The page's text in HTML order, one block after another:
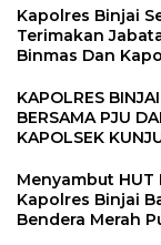
Kapolres Binjai
Terimakan
Binmas Dan
KAPOLRES BINJAI
BERSAMA PJU
KAPOLSEK
BINJAI
Menyambut HUT
Kapolres Binjai
Bendera Merah